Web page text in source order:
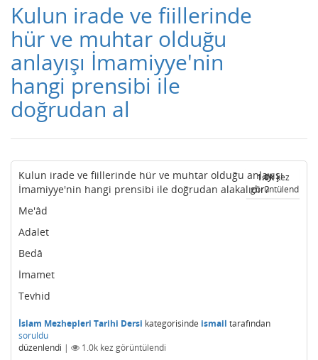
Kulun irade ve fiillerinde
hür ve muhtar olduğu
anlayışı İmamiyye'nin
hangi prensibi ile
doğrudan al
1.0kkez
görüntülendi
Kulun irade ve fiillerinde hür ve muhtar olduğu anlayışı
İmamiyye'nin hangi prensibi ile doğrudan alakalıdır?
Me'âd
Adalet
Bedâ
İmamet
Tevhid
İslam Mezhepleri Tarihi Dersi kategorisinde ismail tarafından
soruldu
düzenlendi | 1.0k kez görüntülendi